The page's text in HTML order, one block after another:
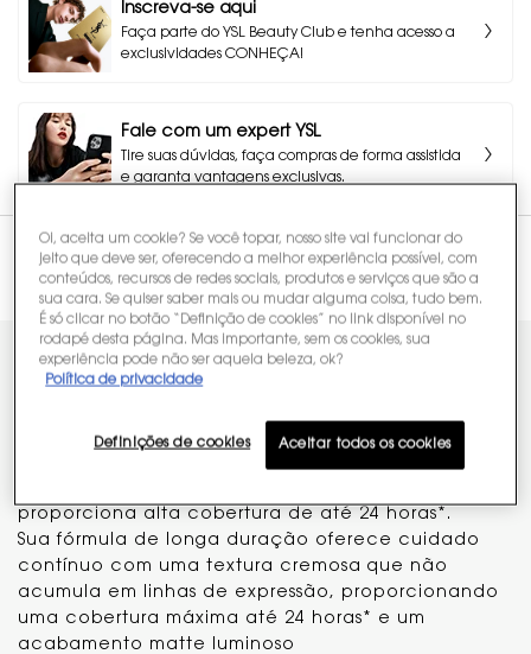
Inscreva-se aqui
Faça parte do YSL Beauty Club e tenha acesso a
exclusividades CONHEÇA!
Fale com um expert YSL
Tire suas dúvidas, faça compras de forma assistida
e garanta vantagens exclusivas.
PDP Tabs
DESCRIÇÃO
COMO APLICAR INGREDIENTES
ATÉ 24H* DE LONGA DURAÇÃO,
SENSAÇÃO LEVE & CUIDADO
PROLONGADO.
proporciona alta cobertura de até 24 horas*.
Sua fórmula de longa duração oferece cuidado
contínuo com uma textura cremosa que não
acumula em linhas de expressão, proporcionando
uma cobertura máxima até 24 horas* e um
acabamento matte luminoso
Oi, aceita um cookie? Se você topar, nosso site vai funcionar do
jeito que deve ser, oferecendo a melhor experiência possível, com
conteúdos, recursos de redes sociais, produtos e serviços que são a
sua cara. Se quiser saber mais ou mudar alguma coisa, tudo bem.
É só clicar no botão “Definição de cookies” no link disponível no
rodapé desta página. Mas importante, sem os cookies, sua
experiência pode não ser aquela beleza, ok?
Política de privacidade
Definições de cookies Aceitar todos os cookies